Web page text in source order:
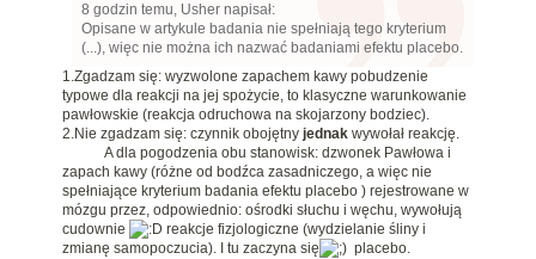
8 godzin temu, Usher napisał:
Opisane w artykule badania nie spełniają tego kryterium
(...), więc nie można ich nazwać badaniami efektu placebo.
1.Zgadzam się: wyzwolone zapachem kawy pobudzenie
typowe dla reakcji na jej spożycie, to klasyczne warunkowanie
pawłowskie (reakcja odruchowa na skojarzony bodziec).
2.Nie zgadzam się: czynnik obojętny jednak wywołał reakcję.
A dla pogodzenia obu stanowisk: dzwonek Pawłowa i
zapach kawy (różne od bodźca zasadniczego, a więc nie
spełniające kryterium badania efektu placebo ) rejestrowane w
mózgu przez, odpowiednio: ośrodki słuchu i węchu, wywołują
cudownie
reakcje fizjologiczne (wydzielanie śliny i
zmianę samopoczucia). I tu zaczyna się
placebo.